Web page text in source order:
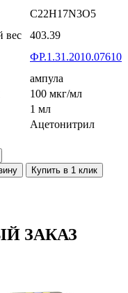
C22H17N3O5
вес
403.39
ФР.1.31.2010.07610
ампула
100 мкг/мл
1 мл
Ацетонитрил
Купить в 1 клик
ЗАКАЗ